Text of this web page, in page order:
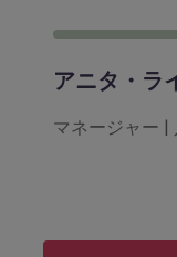
アニタ・ラ
マネージャー |